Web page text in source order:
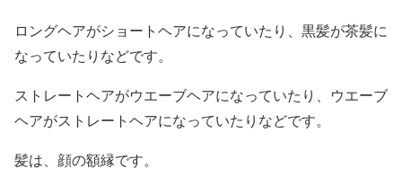
ロングヘアがショートヘアになっていたり、黒髪が茶髪に
なっていたりなどです。
ストレートヘアがウエーブヘアになっていたり、ウエーブ
ヘアがストレートヘアになっていたりなどです。
髪は、顔の額縁です。